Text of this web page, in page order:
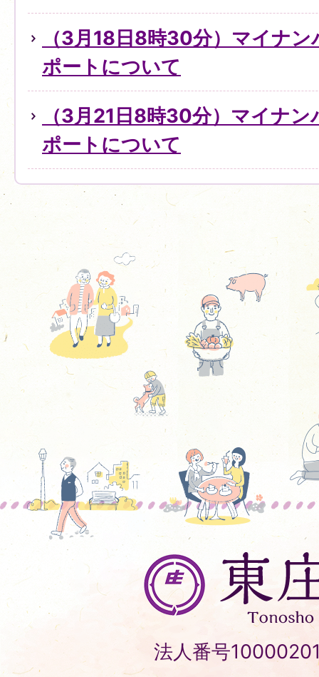
（3月18日8時30分）マイナ
ポートについて
（3月21日8時30分）マイナ
ポートについて
東
庄
町
Tonosho
Town
法人番号